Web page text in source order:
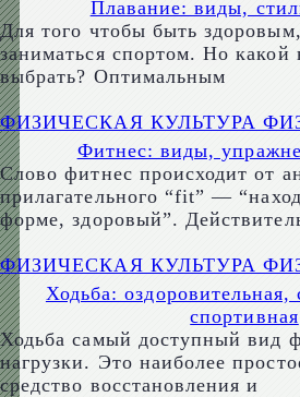
Плавание: виды,
Для того чтобы быть
заниматься спортом. Но какой
выбрать? Оптимальным
ФИЗИЧЕСКАЯ КУЛЬТУРА
Фитнес: виды,
Слово фитнес происходит от
прилагательного “fit” —
форме, здоровый”.
ФИЗИЧЕСКАЯ КУЛЬТУРА
Ходьба: оздоровительная,
спортивная
Ходьба самый доступный вид
нагрузки. Это наиболее
средство восстановления и